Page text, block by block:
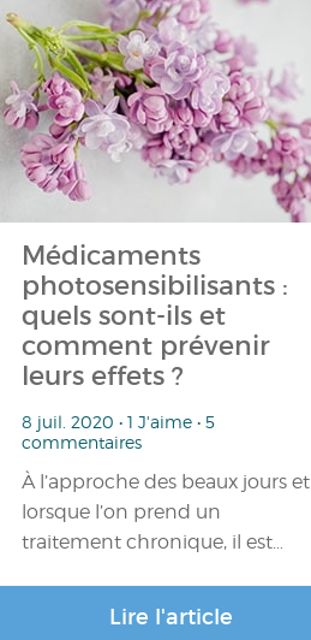
Médicaments
photosensibilisants :
quels sont-ils et
comment prévenir
leurs effets ?
8 juil. 2020 • 1 J'aime • 5
commentaires
À l’approche des beaux jours et
lorsque l’on prend un
traitement chronique, il est…
Lire l'article